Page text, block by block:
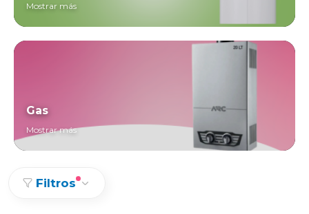
Mostrar más
Gas
Mostrar más
Filtros